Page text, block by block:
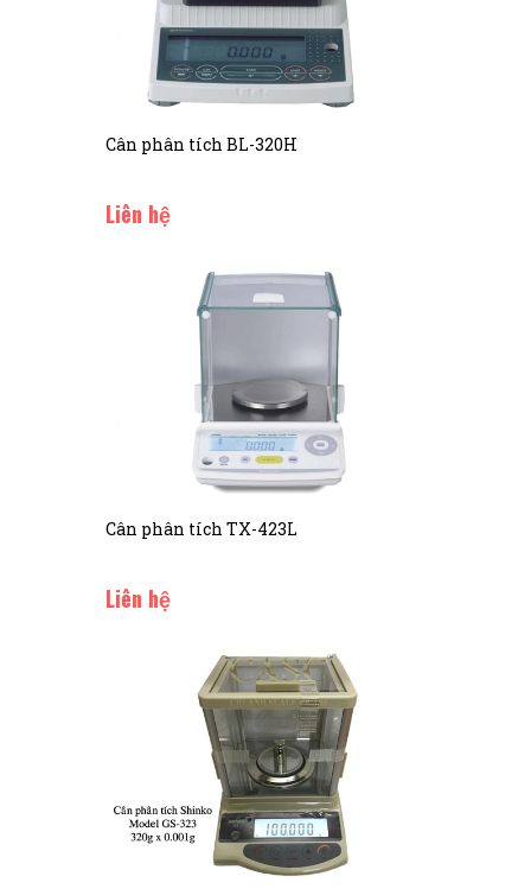
Cân phân tích BL-320H
Liên hệ
Cân phân tích TX-423L
Liên hệ